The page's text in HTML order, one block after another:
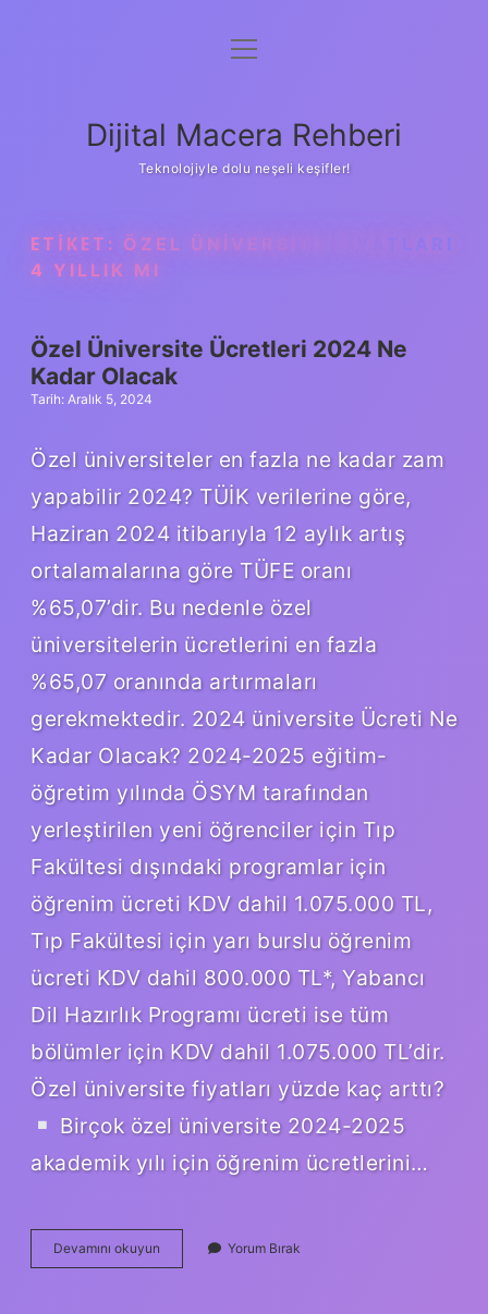
Anasayfa
Yasal Uyarı
menüyü
Dijital Macera Rehberi
Teknolojiyle dolu neşeli keşifler!
ETIKET: ÖZEL ÜNIVERSITE FIYATLARI
4 YILLIK MI
Özel Üniversite Ücretleri 2024 Ne
Kadar Olacak
Tarih: Aralık 5, 2024
Özel üniversiteler en fazla ne kadar zam
yapabilir 2024? TÜİK verilerine göre,
Haziran 2024 itibarıyla 12 aylık artış
ortalamalarına göre TÜFE oranı
%65,07’dir. Bu nedenle özel
üniversitelerin ücretlerini en fazla
%65,07 oranında artırmaları
gerekmektedir. 2024 üniversite Ücreti Ne
Kadar Olacak? 2024-2025 eğitim-
öğretim yılında ÖSYM tarafından
yerleştirilen yeni öğrenciler için Tıp
Fakültesi dışındaki programlar için
öğrenim ücreti KDV dahil 1.075.000 TL,
Tıp Fakültesi için yarı burslu öğrenim
ücreti KDV dahil 800.000 TL*, Yabancı
Dil Hazırlık Programı ücreti ise tüm
bölümler için KDV dahil 1.075.000 TL’dir.
Özel üniversite fiyatları yüzde kaç arttı?
Birçok özel üniversite 2024-2025
akademik yılı için öğrenim ücretlerini…
Devamını okuyun
Üniversite
Yorum Bırak